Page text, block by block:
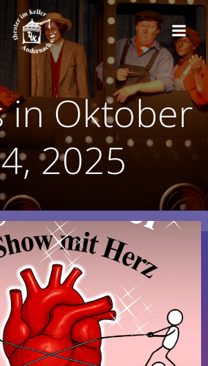
Inhalt
springen
in Oktober
2025